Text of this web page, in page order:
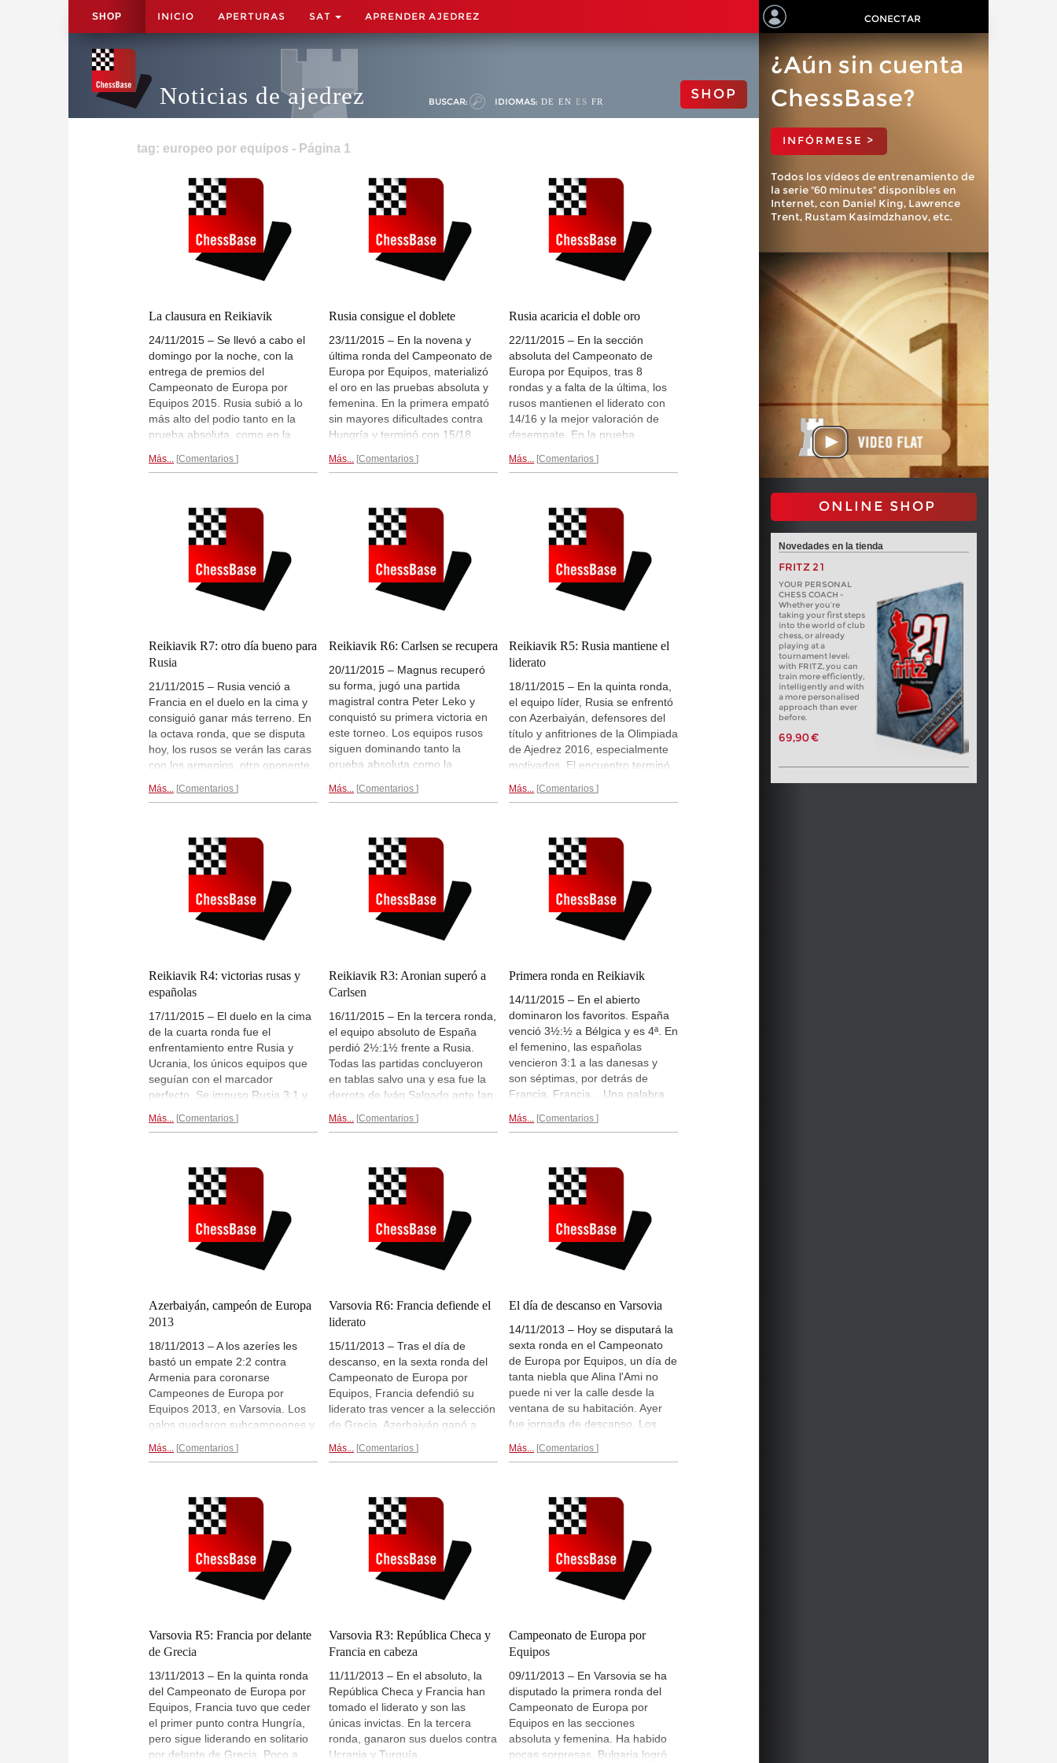
SHOP INICIO APERTURAS SAT APRENDER AJEDREZ CONECTAR
Noticias de ajedrez BUSCAR: IDIOMAS: DE EN ES FR SHOP
tag: europeo por equipos - Página 1
La clausura en Reikiavik
24/11/2015 – Se llevó a cabo el
domingo por la noche, con la
entrega de premios del
Campeonato de Europa por
Equipos 2015. Rusia subió a lo
más alto del podio tanto en la
prueba absoluta, como en la
fueron para Armenia (absoluta) y
húngaros y las georgianas.
Impresiones gráficas por Maria
Emelianova...
Más... Comentarios
Rusia consigue el doblete
23/11/2015 – En la novena y
última ronda del Campeonato de
Europa por Equipos, materializó
el oro en las pruebas absoluta y
femenina. En la primera empató
sin mayores dificultades contra
Hungría y terminó con 15/18.
bronce. En la sección femenina,
Ucrania fue plata y Georgia,
bronce.Crónica..
Más... Comentarios
Rusia acaricia el doble oro
22/11/2015 – En la sección
absoluta del Campeonato de
Europa por Equipos, tras 8
rondas y a falta de la última, los
rusos mantienen el liderato con
14/16 y la mejor valoración de
desempate. En la prueba
mandan, con dos puntos más
españolas vencieron a las turcas
2,5:1,5.Crónica de Reikiavik...
Más... Comentarios
Reikiavik R7: otro día bueno para
Rusia
21/11/2015 – Rusia venció a
Francia en el duelo en la cima y
consiguió ganar más terreno. En
la octava ronda, que se disputa
hoy, los rusos se verán las caras
con los armenios, otro oponente
pueden afrontar con viento en
a las húngaras y siguen
mandando.Crónica...
Más... Comentarios
Reikiavik R6: Carlsen se recupera
20/11/2015 – Magnus recuperó
su forma, jugó una partida
magistral contra Peter Leko y
conquistó su primera victoria en
este torneo. Los equipos rusos
siguen dominando tanto la
prueba absoluta como la
vencieron a Italia 2,5:1,5, gracias
perdieron 1,5:2,5 contra las
armenias.Crónica...
Más... Comentarios
Reikiavik R5: Rusia mantiene el
liderato
18/11/2015 – En la quinta ronda,
el equipo líder, Rusia se enfrentó
con Azerbaiyán, defensores del
título y anfitriones de la Olimpiada
de Ajedrez 2016, especialmente
motivados. El encuentro terminó
Francia venció a España 3:1.
femenina las rusas lideran 10:0.
Hoy es día de descanso.
Crónica...
Más... Comentarios
Reikiavik R4: victorias rusas y
españolas
17/11/2015 – El duelo en la cima
de la cuarta ronda fue el
enfrentamiento entre Rusia y
Ucrania, los únicos equipos que
seguían con el marcador
perfecto. Se impuso Rusia 3:1 y
de ventaja. Los españoles
impuso a Georgia 3,5:0,5. El
equipo femenino español venció
a Letonia con el mismo resultado.
Más... Comentarios
Reikiavik R3: Aronian superó a
Carlsen
16/11/2015 – En la tercera ronda,
el equipo absoluto de España
perdió 2½:1½ frente a Rusia.
Todas las partidas concluyeron
en tablas salvo una y esa fue la
derrota de Iván Salgado ante Ian
femenino español perdió 1:3
tablero entre Armania y Noruega,
Levon Aronian venció con negras
a Magnus Carlsen.
rondas 2 y 3...
Más... Comentarios
Primera ronda en Reikiavik
14/11/2015 – En el abierto
dominaron los favoritos. España
venció 3½:½ a Bélgica y es 4ª. En
el femenino, las españolas
vencieron 3:1 a las danesas y
son séptimas, por detrás de
Francia. Francia... Una palabra
ocurridos ayer en París no se
pena, dolor y solidaridad.
Resultados y partidas...
Más... Comentarios
Azerbaiyán, campeón de Europa
2013
18/11/2013 – A los azeríes les
bastó un empate 2:2 contra
Armenia para coronarse
Campeones de Europa por
Equipos 2013, en Varsovia. Los
galos quedaron subcampeones y
prueba femenina fue ganada por
segunda. Las polacas terminaron
terceras. Alina l´Ami ha
documentado la clausura.
Reportaje final...
Más... Comentarios
Varsovia R6: Francia defiende el
liderato
15/11/2013 – Tras el día de
descanso, en la sexta ronda del
Campeonato de Europa por
Equipos, Francia defendió su
liderato tras vencer a la selección
de Grecia. Azerbaiyán ganó a
también triunfaron en sus duelos
1,5:2,5 contra Croacia. En la
competición femenina dominan
las ucranias.Tras 6 rondas...
Más... Comentarios
El día de descanso en Varsovia
14/11/2013 – Hoy se disputará la
sexta ronda en el Campeonato
de Europa por Equipos, un día de
tanta niebla que Alina l'Ami no
puede ni ver la calle desde la
ventana de su habitación. Ayer
fue jornada de descanso. Los
excursión al casco viejo de
apuntó a visitar el palacio
Wilanow.De la mano de Alina l
Más... Comentarios
Varsovia R5: Francia por delante
de Grecia
13/11/2013 – En la quinta ronda
del Campeonato de Europa por
Equipos, Francia tuvo que ceder
el primer punto contra Hungría,
pero sigue liderando en solitario
por delante de Grecia. Poco a
Varsovia R3: República Checa y
Francia en cabeza
11/11/2013 – En el absoluto, la
República Checa y Francia han
tomado el liderato y son las
únicas invictas. En la tercera
ronda, ganaron sus duelos contra
Ucrania y Turquía,
Campeonato de Europa por
Equipos
09/11/2013 – En Varsovia se ha
disputado la primera ronda del
Campeonato de Europa por
Equipos en las secciones
absoluta y femenina. Ha habido
pocas sorpresas. Bulgaria logró
¿Aún sin cuenta
ChessBase?
INFÓRMESE >
Todos los vídeos de entrenamiento de
la serie "60 minutes" disponibles en
Internet, con Daniel King, Lawrence
Trent, Rustam Kasimdzhanov, etc.
ONLINE SHOP
Novedades en la tienda
FRITZ 21
YOUR PERSONAL
CHESS COACH -
Whether you’re
taking your first steps
into the world of club
chess, or already
playing at a
tournament level:
with FRITZ, you can
train more efficiently,
intelligently and with
a more personalised
approach than ever
before.
69,90 €